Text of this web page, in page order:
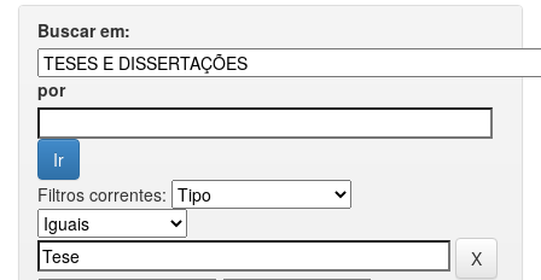
Buscar em:
por
Filtros correntes: